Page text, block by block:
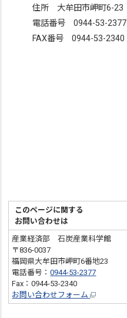
住所 大牟田市岬町6-23
電話番号 0944-53-2377
FAX番号 0944-53-2340
このページに関する
お問い合わせは
産業経済部 石炭産業科学館
〒836-0037
福岡県大牟田市岬町6番地23
電話番号：0944-53-2377
Fax：0944-53-2340
お問い合わせフォーム